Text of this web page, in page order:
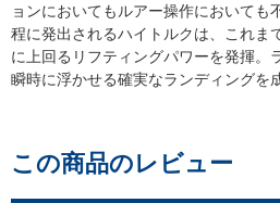
ョンにおいてもルアー操作においても
程に発出されるハイトルクは、これま
に上回るリフティングパワーを発揮。
瞬時に浮かせる確実なランディングを
この商品のレビュー